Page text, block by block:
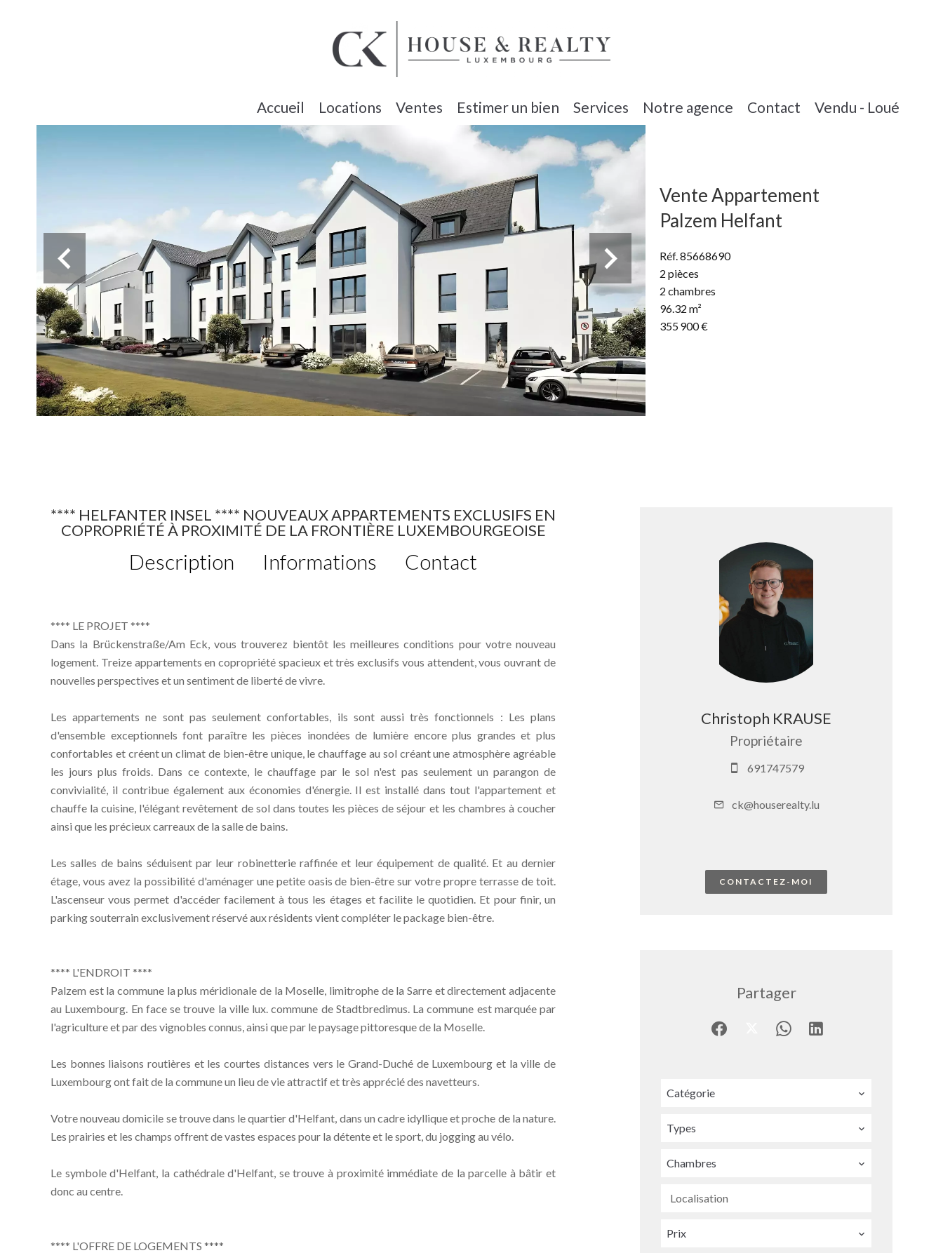
Accueil Locations Ventes Estimer un bien Services Notre agence Contact Vendu - Loué
Vente Appartement
Palzem Helfant
Réf. 85668690
2 pièces
2 chambres
96.32 m²
355 900 €
**** HELFANTER INSEL **** NOUVEAUX APPARTEMENTS EXCLUSIFS EN
COPROPRIÉTÉ À PROXIMITÉ DE LA FRONTIÈRE LUXEMBOURGEOISE
Description Informations Contact
**** LE PROJET ****
Dans la Brückenstraße/Am Eck, vous trouverez bientôt les meilleures conditions pour votre nouveau
logement. Treize appartements en copropriété spacieux et très exclusifs vous attendent, vous ouvrant de
nouvelles perspectives et un sentiment de liberté de vivre.
Les appartements ne sont pas seulement confortables, ils sont aussi très fonctionnels : Les plans
d'ensemble exceptionnels font paraître les pièces inondées de lumière encore plus grandes et plus
confortables et créent un climat de bien-être unique, le chauffage au sol créant une atmosphère agréable
les jours plus froids. Dans ce contexte, le chauffage par le sol n'est pas seulement un parangon de
convivialité, il contribue également aux économies d'énergie. Il est installé dans tout l'appartement et
chauffe la cuisine, l'élégant revêtement de sol dans toutes les pièces de séjour et les chambres à coucher
ainsi que les précieux carreaux de la salle de bains.
Les salles de bains séduisent par leur robinetterie raffinée et leur équipement de qualité. Et au dernier
étage, vous avez la possibilité d'aménager une petite oasis de bien-être sur votre propre terrasse de toit.
L'ascenseur vous permet d'accéder facilement à tous les étages et facilite le quotidien. Et pour finir, un
parking souterrain exclusivement réservé aux résidents vient compléter le package bien-être.
**** L'ENDROIT ****
Palzem est la commune la plus méridionale de la Moselle, limitrophe de la Sarre et directement adjacente
au Luxembourg. En face se trouve la ville lux. commune de Stadtbredimus. La commune est marquée par
l'agriculture et par des vignobles connus, ainsi que par le paysage pittoresque de la Moselle.
Les bonnes liaisons routières et les courtes distances vers le Grand-Duché de Luxembourg et la ville de
Luxembourg ont fait de la commune un lieu de vie attractif et très apprécié des navetteurs.
Votre nouveau domicile se trouve dans le quartier d'Helfant, dans un cadre idyllique et proche de la nature.
Les prairies et les champs offrent de vastes espaces pour la détente et le sport, du jogging au vélo.
Le symbole d'Helfant, la cathédrale d'Helfant, se trouve à proximité immédiate de la parcelle à bâtir et
donc au centre.
**** L'OFFRE DE LOGEMENTS ****
Christoph KRAUSE
Propriétaire
691747579
ck@houserealty.lu
CONTACTEZ-MOI
Partager
Catégorie
Types
Chambres
Localisation
Prix